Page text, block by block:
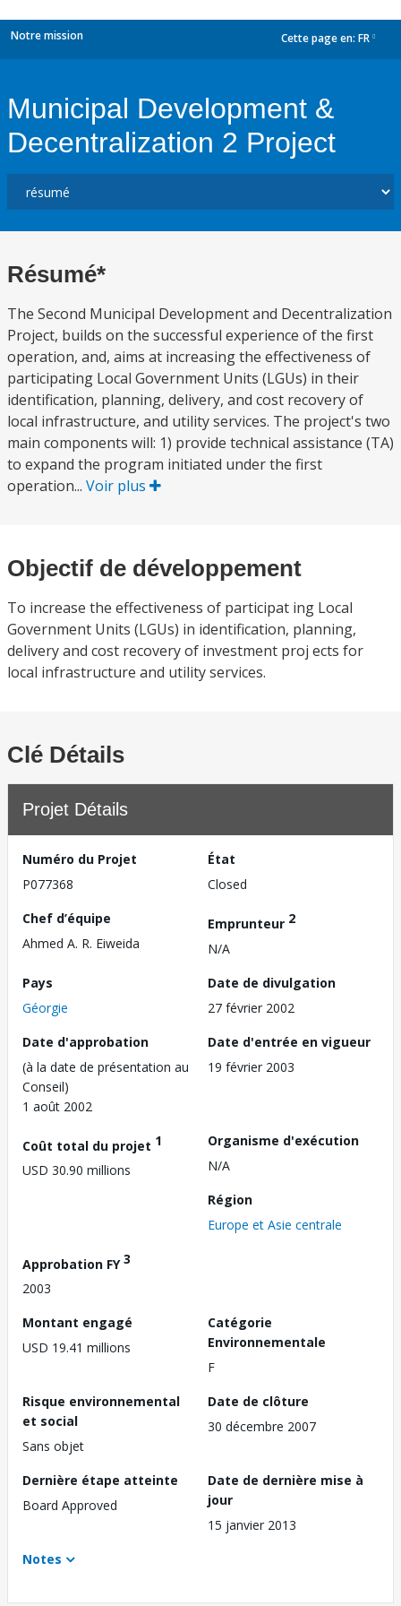
Notre mission Cette page en: FR
Municipal Development &
Decentralization 2 Project
Résumé*
The Second Municipal Development and Decentralization
Project, builds on the successful experience of the first
operation, and, aims at increasing the effectiveness of
participating Local Government Units (LGUs) in their
identification, planning, delivery, and cost recovery of
local infrastructure, and utility services. The project's two
main components will: 1) provide technical assistance (TA)
to expand the program initiated under the first
operation... Voir plus
Objectif de développement
To increase the effectiveness of participat ing Local
Government Units (LGUs) in identification, planning,
delivery and cost recovery of investment proj ects for
local infrastructure and utility services.
Clé Détails
Projet Détails
Numéro du Projet
P077368
État
Closed
Chef d’équipe
Ahmed A. R. Eiweida
Emprunteur 2
N/A
Pays
Géorgie
Date de divulgation
27 février 2002
Date d'approbation
(à la date de présentation au
Conseil)
1 août 2002
Date d'entrée en vigueur
19 février 2003
Coût total du projet 1
USD 30.90 millions
Organisme d'exécution
N/A
Région
Europe et Asie centrale
Approbation FY3
2003
Montant engagé
USD 19.41 millions
Catégorie
Environnementale
F
Risque environnemental
et social
Sans objet
Date de clôture
30 décembre 2007
Dernière étape atteinte
Board Approved
Date de dernière mise à
jour
15 janvier 2013
Notes